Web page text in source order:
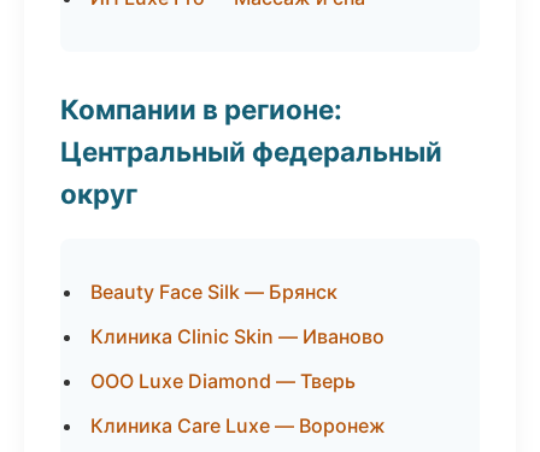
Компании в регионе:
Центральный федеральный
округ
Beauty Face Silk — Брянск
Клиника Clinic Skin — Иваново
ООО Luxe Diamond — Тверь
Клиника Care Luxe — Воронеж